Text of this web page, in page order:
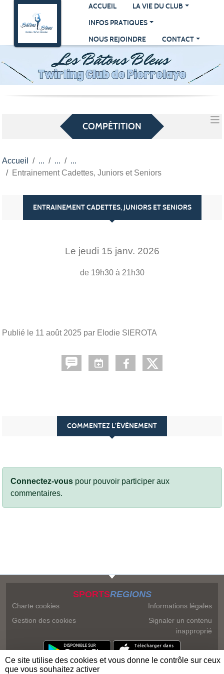
ACCUEIL
LA VIE DU CLUB
INFOS PRATIQUES
NOUS REJOINDRE
CONTACT
COMPÉTITION
Accueil
Entrainement Cadettes, Juniors et Seniors
ENTRAINEMENT CADETTES, JUNIORS ET SENIORS
Le jeudi 15 janv. 2026
de 19h30 à 21h30
Publié le 11 août 2025 par Elodie SIEROTA
COMMENTEZ L’ÉVÈNEMENT
Connectez-vous pour pouvoir participer aux
commentaires.
SPORTSREGIONS
Charte cookies
Gestion des cookies
Informations légales
Signaler un contenu
inapproprié
Panneau de gestion des cookies
Ce site utilise des cookies et vous donne le contrôle sur ceux
que vous souhaitez activer